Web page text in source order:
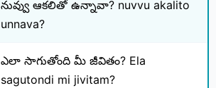
నువ్వు ఆకలితో ఉన్నావా? nuvvu akalito
unnava?
ఎలా సాగుతోంది మీ జీవితం? Ela
sagutondi mi jivitam?